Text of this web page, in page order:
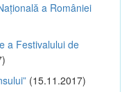
a României
a Festivalului de
(15.11.2017)